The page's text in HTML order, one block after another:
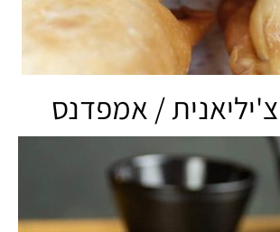
/ אמפדנס